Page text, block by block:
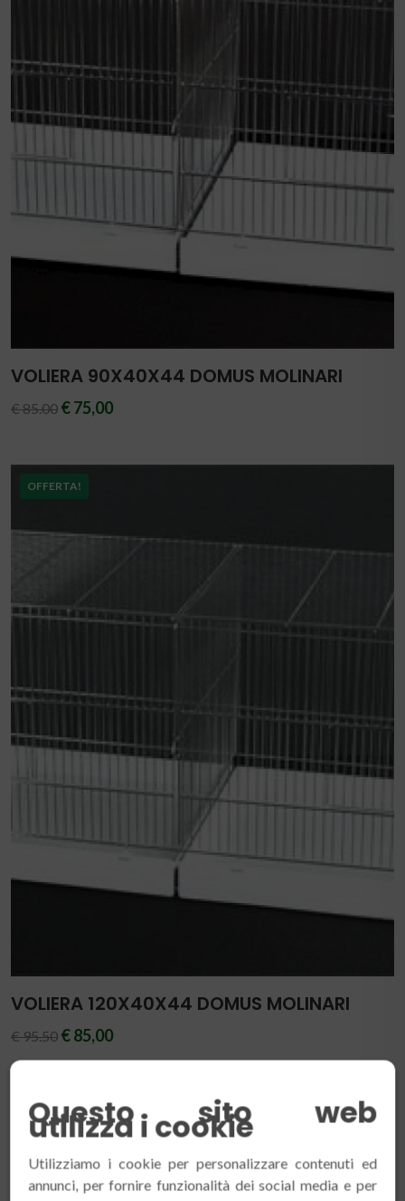
VOLIERA 90X40X44 DOMUS MOLINARI
€ 85.00 € 75,00
OFFERTA!
VOLIERA 120X40X44 DOMUS MOLINARI
€ 95.50 € 85,00
OFFERTA!
Questo sito web
utilizza i cookie
Utilizziamo i cookie per personalizzare contenuti ed
annunci, per fornire funzionalità dei social media e per